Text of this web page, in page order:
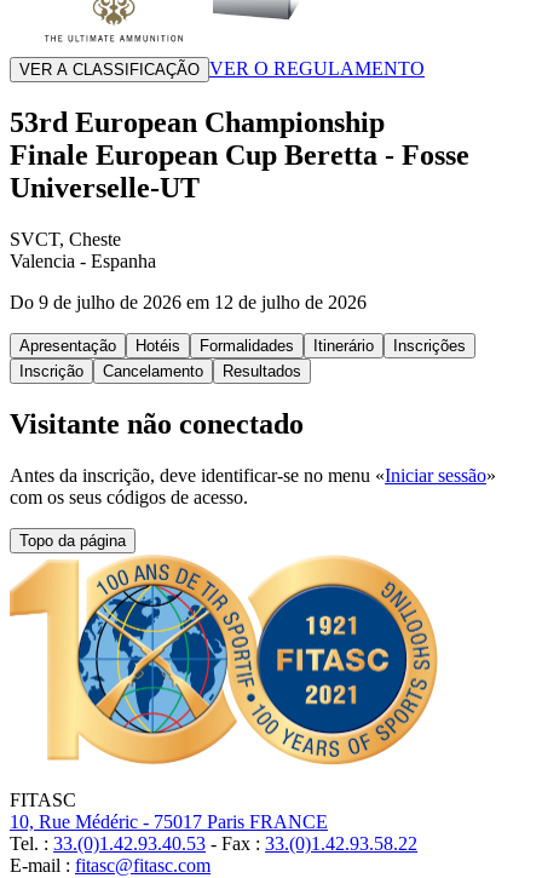
VER A CLASSIFICAÇÃO VER O REGULAMENTO
53rd European Championship
Finale European Cup Beretta - Fosse
Universelle-UT
SVCT, Cheste
Valencia - Espanha
Do 9 de julho de 2026 em 12 de julho de 2026
Apresentação Hotéis Formalidades Itinerário
Inscrições
Inscrição
Cancelamento Resultados
Visitante não conectado
Antes da inscrição, deve identificar-se no menu «Iniciar sessão»
com os seus códigos de acesso.
Topo da página
FITASC
10, Rue Médéric - 75017 Paris FRANCE
Tel. : 33.(0)1.42.93.40.53 - Fax : 33.(0)1.42.93.58.22
E-mail : fitasc@fitasc.com